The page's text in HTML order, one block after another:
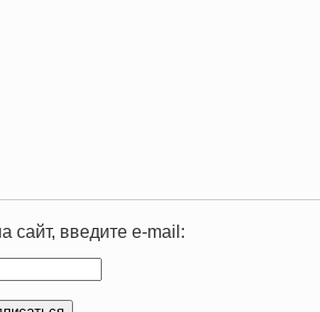
сайт, введите e-mail: